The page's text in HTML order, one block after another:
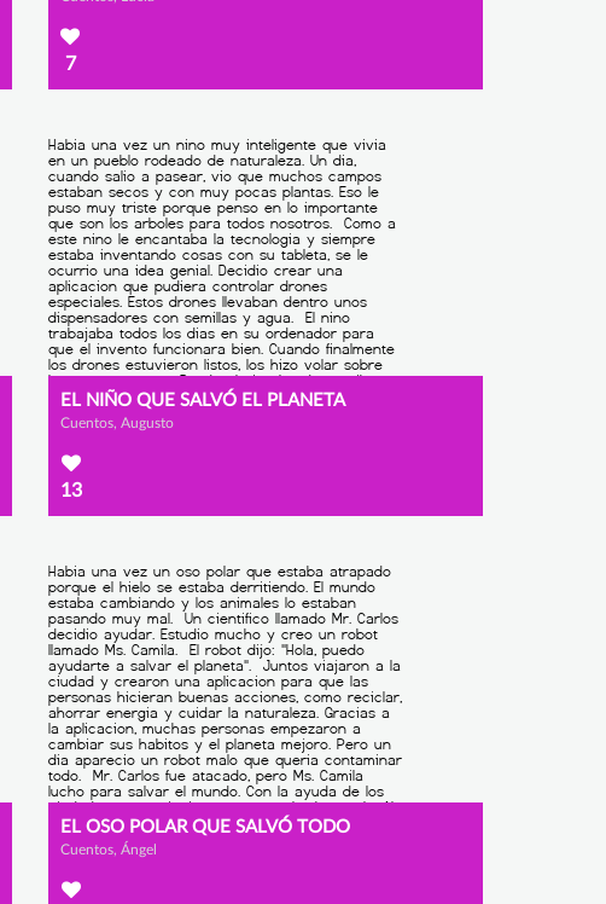
7
EL NIÑO QUE SALVÓ EL PLANETA
Cuentos, Augusto
13
EL OSO POLAR QUE SALVÓ TODO
Cuentos, Ángel